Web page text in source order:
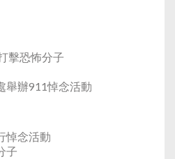
擊恐怖分子
舉辦911悼念活動
悼念活動
子